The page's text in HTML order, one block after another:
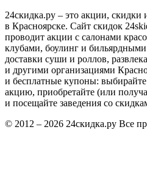
24скидка.ру – это акции,
в Красноярске. Сайт скидок
проводит акции с салонами
клубами, боулинг и
доставки суши и роллов,
и другими организациями
и бесплатные купоны:
акцию, приобретайте (или
и посещайте заведения со
© 2012 – 2026 24скидка.ру Все